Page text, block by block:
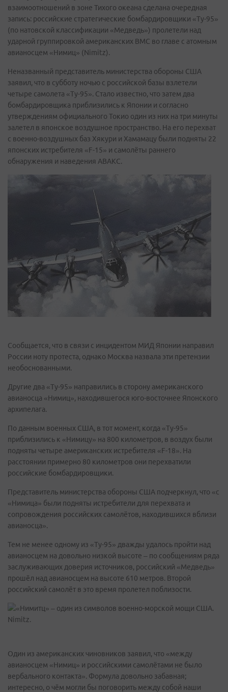
взаимоотношений в зоне Тихого океана сделана очередная
запись: российские стратегические бомбардировщики «Ту-95»
(по натовской классификации «Медведь») пролетели над
ударной группировкой американских ВМС во главе с атомным
авианосцем «Нимиц» (Nimitz).
Неназванный представитель министерства обороны США
заявил, что в субботу ночью с российской базы взлетели
четыре самолета «Ту-95». Стало известно, что затем два
бомбардировщика приблизились к Японии и согласно
утверждениям официального Токио один из них на три минуты
залетел в японское воздушное пространство. На его перехват
с военно-воздушных баз Хякури и Хамамацу были подняты 22
японских истребителя «F-15» и самолёты раннего
обнаружения и наведения АВАКС.
Сообщается, что в связи с инцидентом МИД Японии направил
России ноту протеста, однако Москва назвала эти претензии
необоснованными.
Другие два «Ту-95» направились в сторону американского
авианосца «Нимиц», находившегося юго-восточнее Японского
архипелага.
По данным военных США, в тот момент, когда «Ту-95»
приблизились к «Нимицу» на 800 километров, в воздух были
подняты четыре американских истребителя «F-18». На
расстоянии примерно 80 километров они перехватили
российские бомбардировщики.
Представитель министерства обороны США подчеркнул, что «с
«Нимица» были подняты истребители для перехвата и
сопровождения российских самолётов, находившихся вблизи
авианосца».
Тем не менее одному из «Ту-95» дважды удалось пройти над
авианосцем на довольно низкой высоте – по сообщениям ряда
заслуживающих доверия источников, российский «Медведь»
прошёл над авианосцем на высоте 610 метров. Второй
российский самолёт в это время пролетел поблизости.
Один из американских чиновников заявил, что «между
авианосцем «Нимиц» и российскими самолётами не было
вербального контакта». Формула довольно забавная;
интересно, о чём могли бы поговорить между собой наши